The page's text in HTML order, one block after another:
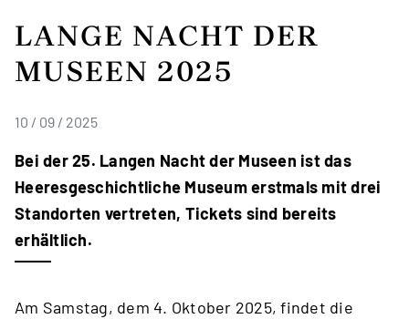
LANGE NACHT DER
MUSEEN 2025
10 / 09 / 2025
Bei der 25. Langen Nacht der Museen ist das
Heeresgeschichtliche Museum erstmals mit drei
Standorten vertreten, Tickets sind bereits
erhältlich.
Am Samstag, dem 4. Oktober 2025, findet die